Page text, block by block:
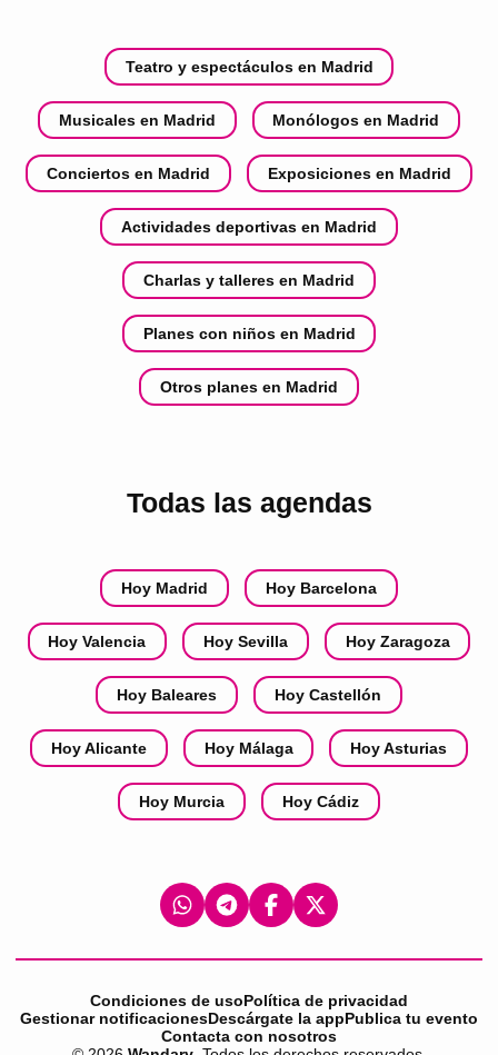
Teatro y espectáculos en Madrid
Musicales en Madrid Monólogos en Madrid
Conciertos en Madrid Exposiciones en Madrid
Actividades deportivas en Madrid
Charlas y talleres en Madrid
Planes con niños en Madrid
Otros planes en Madrid
Todas las agendas
Hoy Madrid Hoy Barcelona
Hoy Valencia Hoy Sevilla Hoy Zaragoza
Hoy Baleares Hoy Castellón
Hoy Alicante Hoy Málaga Hoy Asturias
Hoy Murcia Hoy Cádiz
Condiciones de usoPolítica de privacidad
Gestionar notificacionesDescárgate la appPublica tu evento
Contacta con nosotros